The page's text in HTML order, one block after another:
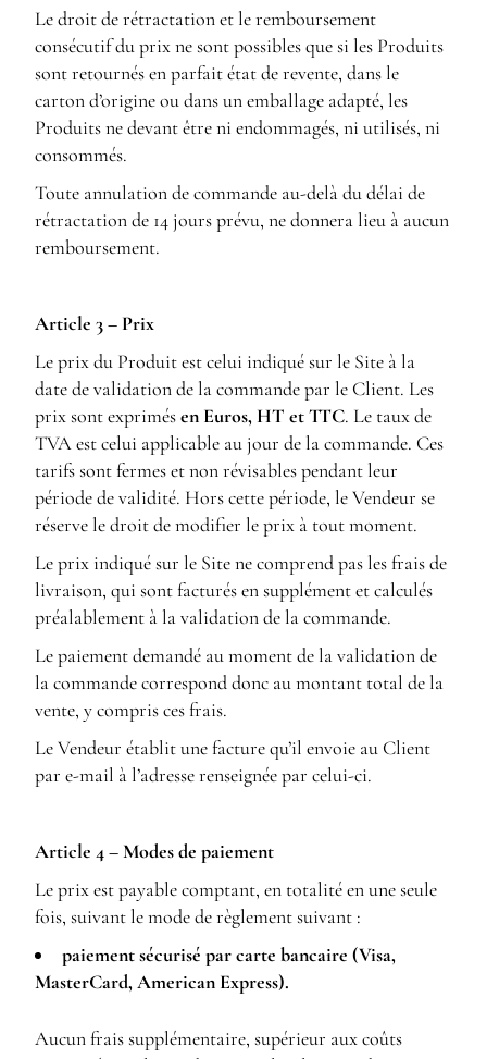
Le droit de rétractation et le remboursement
consécutif du prix ne sont possibles que si les Produits
sont retournés en parfait état de revente, dans le
carton d’origine ou dans un emballage adapté, les
Produits ne devant être ni endommagés, ni utilisés, ni
consommés.
Toute annulation de commande au-delà du délai de
rétractation de 14 jours prévu, ne donnera lieu à aucun
remboursement.
Article 3 – Prix
Le prix du Produit est celui indiqué sur le Site à la
date de validation de la commande par le Client. Les
prix sont exprimésen Euros, HT et TTC. Le taux de
TVA est celui applicable au jour de la commande. Ces
tarifs sont fermes et non révisables pendant leur
période de validité. Hors cette période, le Vendeur se
réserve le droit de modifier le prix à tout moment.
Le prix indiqué sur le Site ne comprend pas les frais de
livraison, qui sont facturés en supplément et calculés
préalablement à la validation de la commande.
Le paiement demandé au moment de la validation de
la commande correspond donc au montant total de la
vente, y compris ces frais.
Le Vendeur établit une facture qu’il envoie au Client
par e-mail à l’adresse renseignée par celui-ci.
Article 4 – Modes de paiement
Le prix est payable comptant, en totalité en une seule
fois, suivant le mode de règlement suivant :
paiement sécurisé par carte bancaire (Visa,
MasterCard, American Express).
Aucun frais supplémentaire, supérieur aux coûts